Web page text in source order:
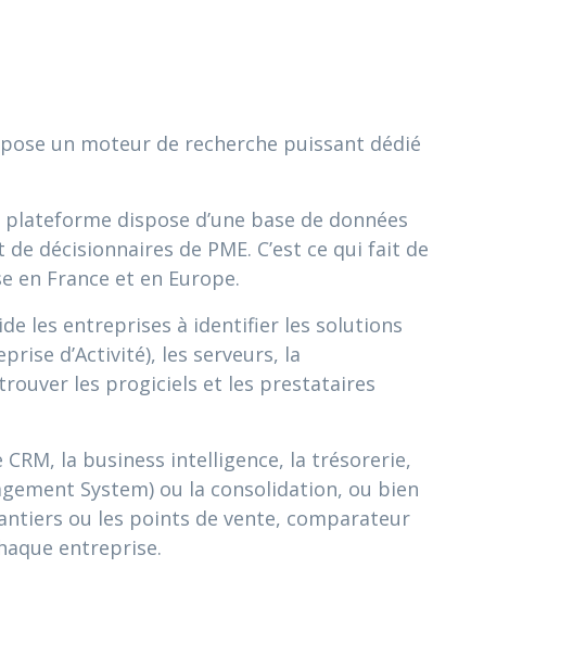
un moteur de recherche puissant dédié
dispose d’une base de données
décisionnaires de PME. C’est ce qui fait de
en France et en Europe.
les entreprises à identifier les solutions
d’Activité), les serveurs, la
les progiciels et les prestataires
la business intelligence, la trésorerie,
System) ou la consolidation, ou bien
ou les points de vente, comparateur
entreprise.